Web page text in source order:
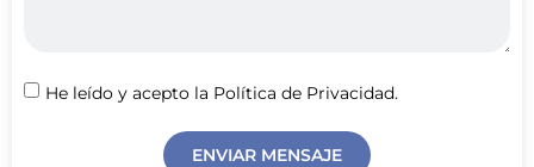
He leído y acepto la Política de Privacidad.
ENVIAR MENSAJE